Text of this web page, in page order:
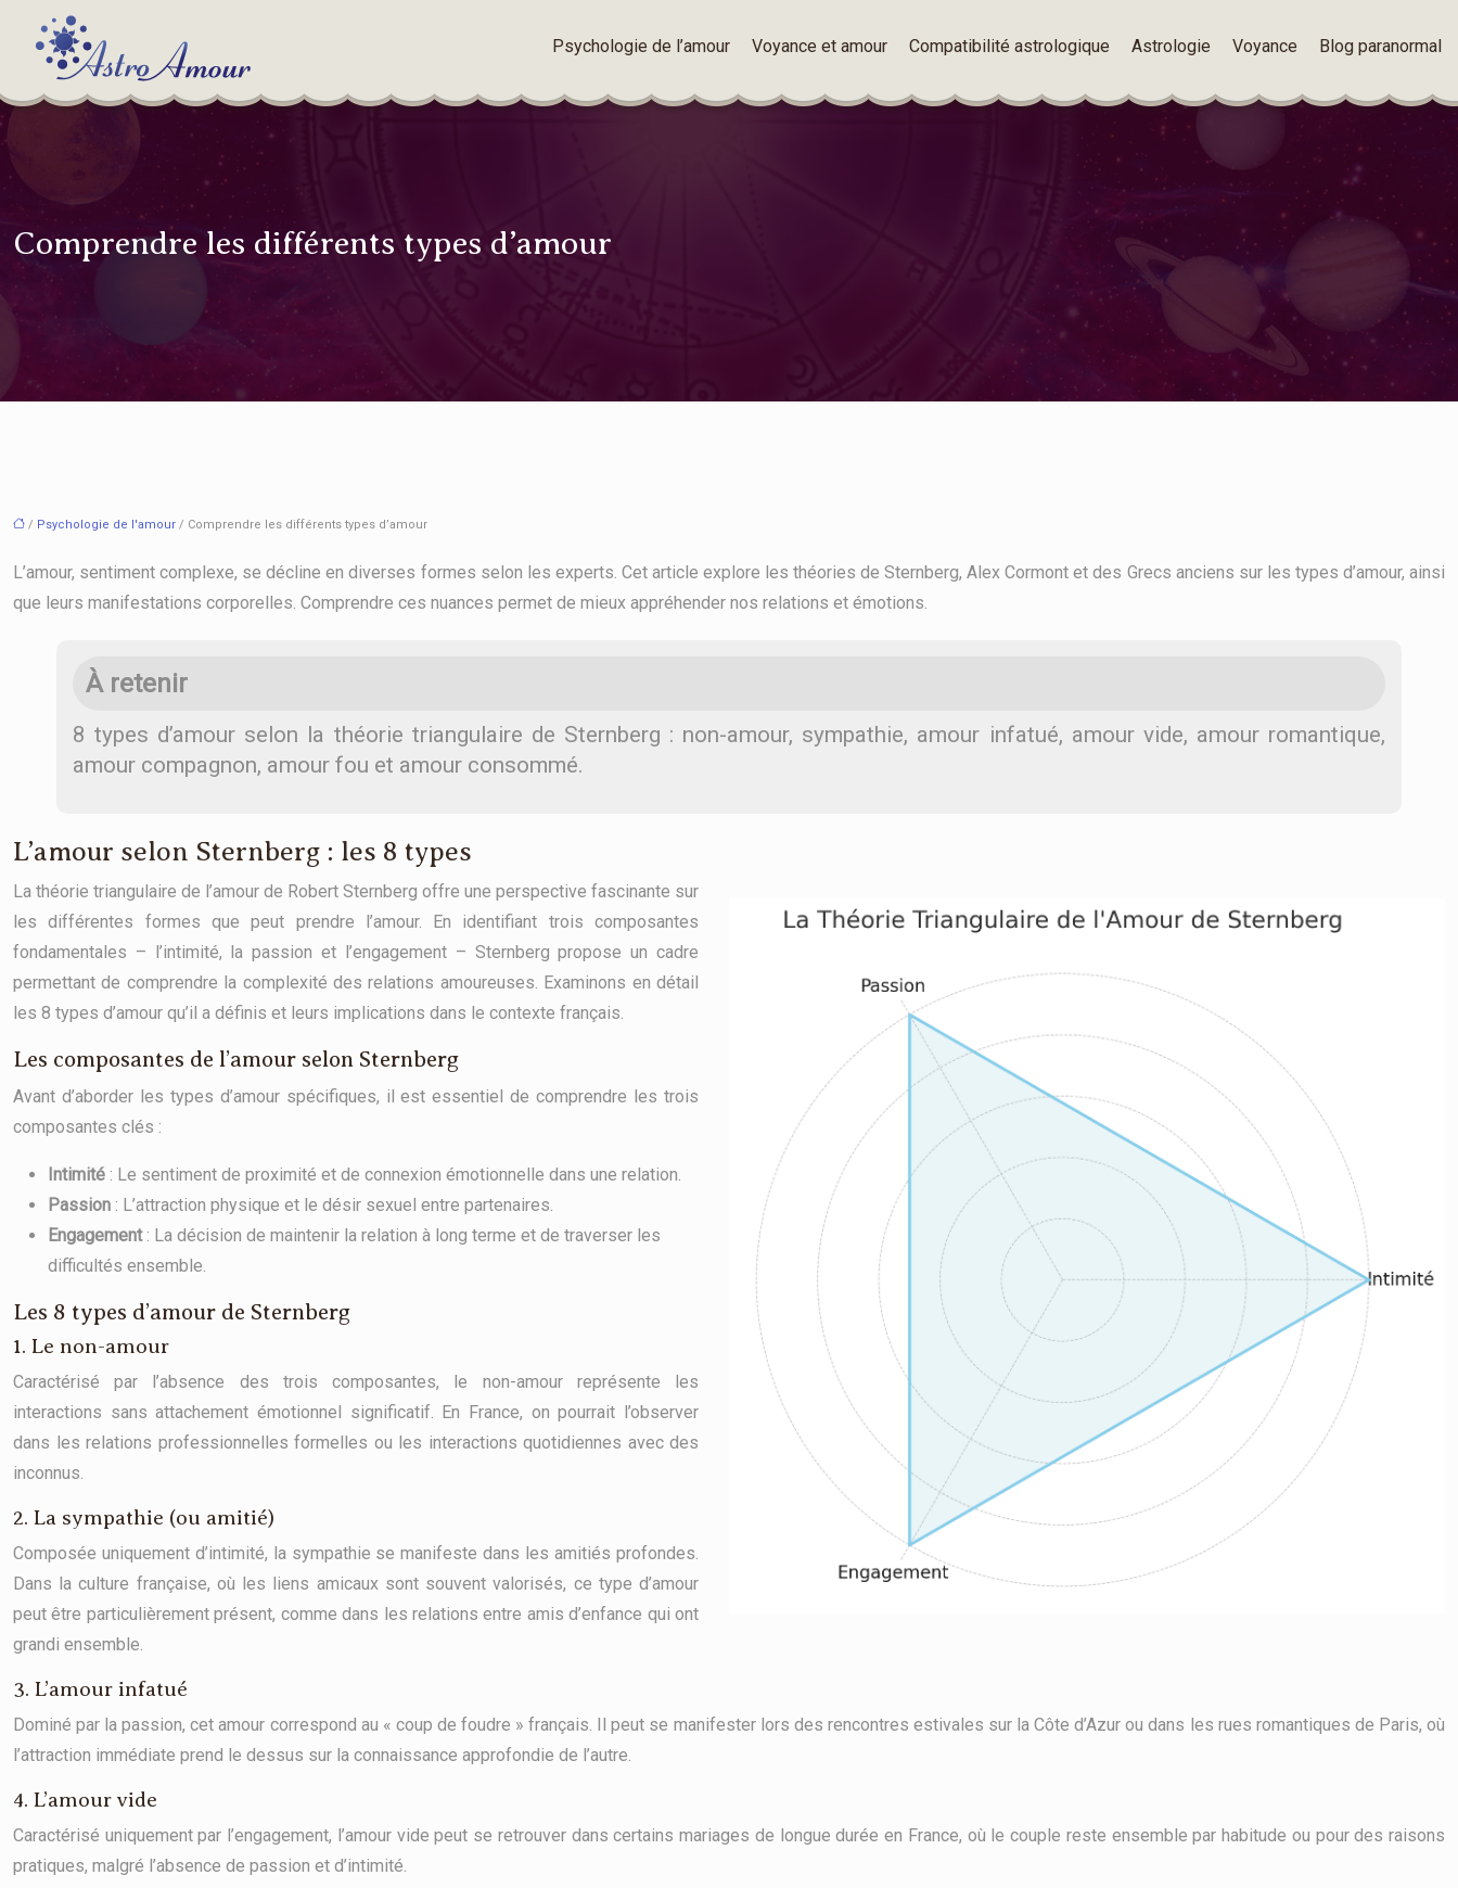
Psychologie de l’amour Voyance et amour Compatibilité astrologique Astrologie Voyance Blog paranormal
Comprendre les différents types d’amour
/ Psychologie de l'amour / Comprendre les différents types d’amour
L’amour, sentiment complexe, se décline en diverses formes selon les experts. Cet article explore les théories de Sternberg, Alex Cormont et des Grecs anciens sur les types d’amour, ainsi
que leurs manifestations corporelles. Comprendre ces nuances permet de mieux appréhender nos relations et émotions.
À retenir
8 types d’amour selon la théorie triangulaire de Sternberg : non-amour, sympathie, amour infatué, amour vide, amour romantique,
amour compagnon, amour fou et amour consommé.
L’amour selon Sternberg : les 8 types
La théorie triangulaire de l’amour de Robert Sternberg offre une perspective fascinante sur
les différentes formes que peut prendre l’amour. En identifiant trois composantes
fondamentales – l’intimité, la passion et l’engagement – Sternberg propose un cadre
permettant de comprendre la complexité des relations amoureuses. Examinons en détail
les 8 types d’amour qu’il a définis et leurs implications dans le contexte français.
Les composantes de l’amour selon Sternberg
Avant d’aborder les types d’amour spécifiques, il est essentiel de comprendre les trois
composantes clés :
Intimité : Le sentiment de proximité et de connexion émotionnelle dans une relation.
Passion : L’attraction physique et le désir sexuel entre partenaires.
Engagement: La décision de maintenir la relation à long terme et de traverser les
difficultés ensemble.
Les 8 types d’amour de Sternberg
1. Le non-amour
Caractérisé par l’absence des trois composantes, le non-amour représente les
interactions sans attachement émotionnel significatif. En France, on pourrait l’observer
dans les relations professionnelles formelles ou les interactions quotidiennes avec des
inconnus.
2. La sympathie (ou amitié)
Composée uniquement d’intimité, la sympathie se manifeste dans les amitiés profondes.
Dans la culture française, où les liens amicaux sont souvent valorisés, ce type d’amour
peut être particulièrement présent, comme dans les relations entre amis d’enfance qui ont
grandi ensemble.
3. L’amour infatué
Dominé par la passion, cet amour correspond au « coup de foudre » français. Il peut se manifester lors des rencontres estivales sur la Côte d’Azur ou dans les rues romantiques de Paris, où
l’attraction immédiate prend le dessus sur la connaissance approfondie de l’autre.
4. L’amour vide
Caractérisé uniquement par l’engagement, l’amour vide peut se retrouver dans certains mariages de longue durée en France, où le couple reste ensemble par habitude ou pour des raisons
pratiques, malgré l’absence de passion et d’intimité.